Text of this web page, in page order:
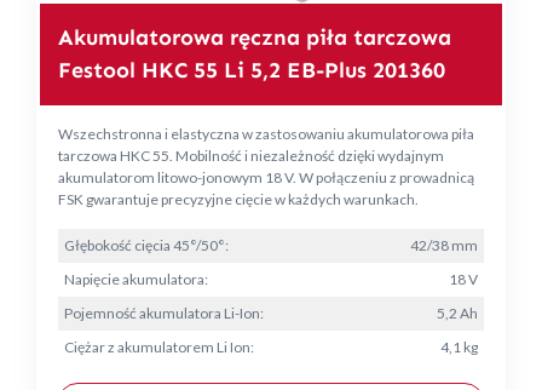
Akumulatorowa ręczna piła tarczowa
Festool HKC 55 Li 5,2 EB-Plus 201360
Wszechstronna i elastyczna w zastosowaniu akumulatorowa piła
tarczowa HKC 55. Mobilność i niezależność dzięki wydajnym
akumulatorom litowo-jonowym 18 V. W połączeniu z prowadnicą
FSK gwarantuje precyzyjne cięcie w każdych warunkach.
Głębokość cięcia 45°/50°:
42/38 mm
Napięcie akumulatora:
18 V
Pojemność akumulatora Li-Ion:
5,2 Ah
Ciężar z akumulatorem Li Ion:
4,1 kg